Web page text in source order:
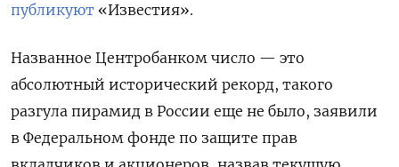
публикуют «Известия».
Названное Центробанком число — это
абсолютный исторический рекорд, такого
разгула пирамид в России еще не было, заявили
в Федеральном фонде по защите прав